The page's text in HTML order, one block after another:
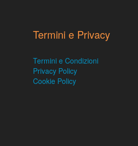
Termini e Privacy
Termini e Condizioni
Privacy Policy
Cookie Policy